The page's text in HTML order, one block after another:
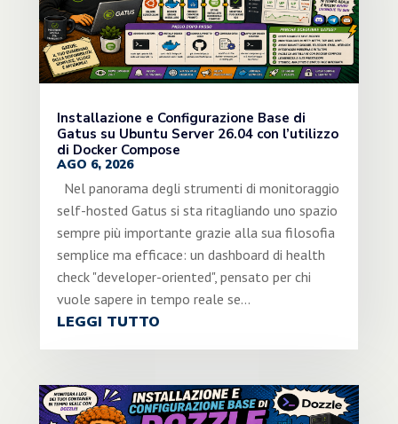
Installazione e Configurazione Base di
Gatus su Ubuntu Server 26.04 con l’utilizzo
di Docker Compose
AGO 6, 2026
Nel panorama degli strumenti di monitoraggio
self-hosted Gatus si sta ritagliando uno spazio
sempre più importante grazie alla sua filosofia
semplice ma efficace: un dashboard di health
check "developer-oriented", pensato per chi
vuole sapere in tempo reale se...
LEGGI TUTTO